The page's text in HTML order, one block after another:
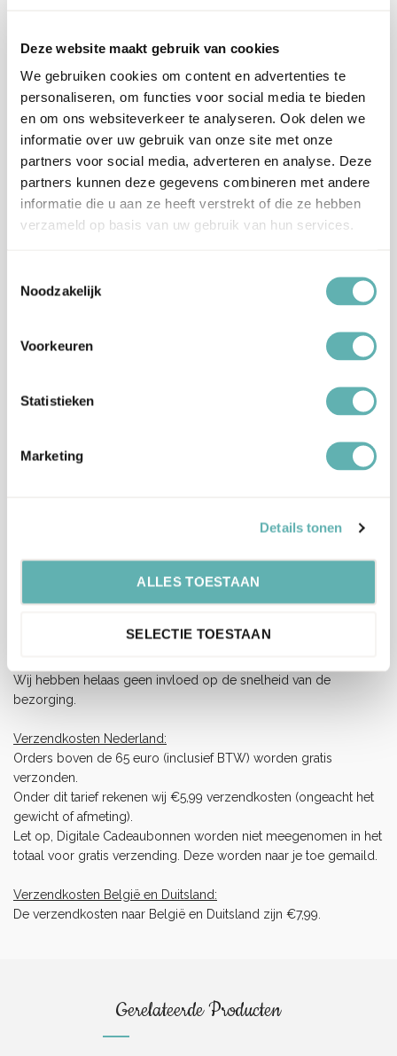
Deze website maakt gebruik van cookies
We gebruiken cookies om content en advertenties te
personaliseren, om functies voor social media te bieden
en om ons websiteverkeer te analyseren. Ook delen we
informatie over uw gebruik van onze site met onze
partners voor social media, adverteren en analyse. Deze
partners kunnen deze gegevens combineren met andere
informatie die u aan ze heeft verstrekt of die ze hebben
verzameld op basis van uw gebruik van hun services.
Noodzakelijk
Voorkeuren
Statistieken
Marketing
Details tonen
ALLES TOESTAAN
SELECTIE TOESTAAN
Voor een ronde taart met een diameter van 20cm heb je circa
500g Fondant nodig.
Hiermee kun je de Taart in zijn geheel bekleden.
Aanvullende informatie
Merk FunCakes
EAN 8720143514555
Beoordelingen
Enkel ingelogde klanten die dit product gekocht hebben,
kunnen een beoordeling schrijven.
Onze pakketten worden verstuurd met PostNL.
en betaald = dezelfde werkdag verzonden.
Let op, het is erg druk bij PostNL.
(langere levertijden), wij vragen je hiermee rekening te houden
Wij hebben helaas geen invloed op de snelheid van de
bezorging.
Verzendkosten Nederland:
Orders boven de 65 euro (inclusief BTW) worden gratis
verzonden.
Onder dit tarief rekenen wij €5,99 verzendkosten (ongeacht het
gewicht of afmeting).
Let op, Digitale Cadeaubonnen worden niet meegenomen in het
totaal voor gratis verzending. Deze worden naar je toe gemaild.
Verzendkosten België en Duitsland:
De verzendkosten naar België en Duitsland zijn €7,99.
Gerelateerde Producten